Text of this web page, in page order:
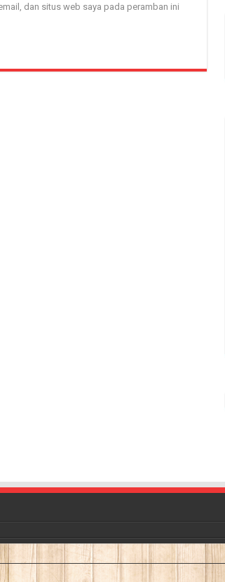
dan situs web saya pada peramban ini